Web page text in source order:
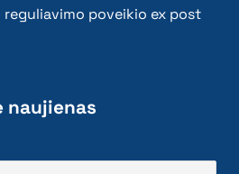
poveikio ex post
naujienas